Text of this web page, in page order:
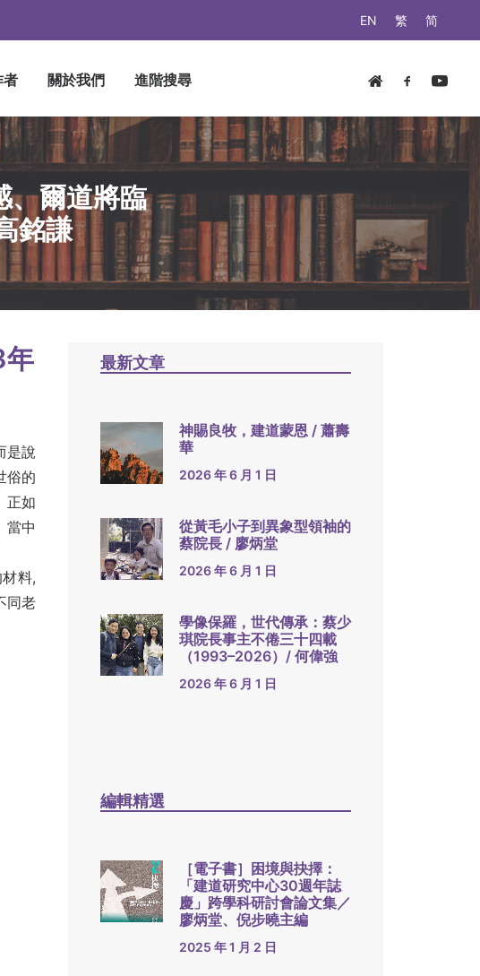
EN 繁 简
者 關於我們 進階搜尋
、爾道將臨
銘謙
年
是說
俗的
正如
當中
料,
同老
最新文章
神賜良牧，建道蒙恩 / 蕭壽
華
2026 年 6 月 1 日
從黃毛小子到異象型領袖的
蔡院長 / 廖炳堂
2026 年 6 月 1 日
學像保羅，世代傳承：蔡少
琪院長事主不倦三十四載
（1993–2026）/ 何偉強
2026 年 6 月 1 日
編輯精選
［電子書］困境與抉擇：
「建道研究中心30週年誌
慶」跨學科研討會論文集／
廖炳堂、倪步曉主編
2025 年 1 月 2 日